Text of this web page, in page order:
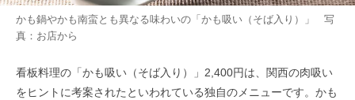
かも鍋やかも南蛮とも異なる味わいの「かも吸い（そば入り）」 写
真：お店から
看板料理の「かも吸い（そば入り）」2,400円は、関西の肉吸い
をヒントに考案されたといわれている独自のメニューです。かも